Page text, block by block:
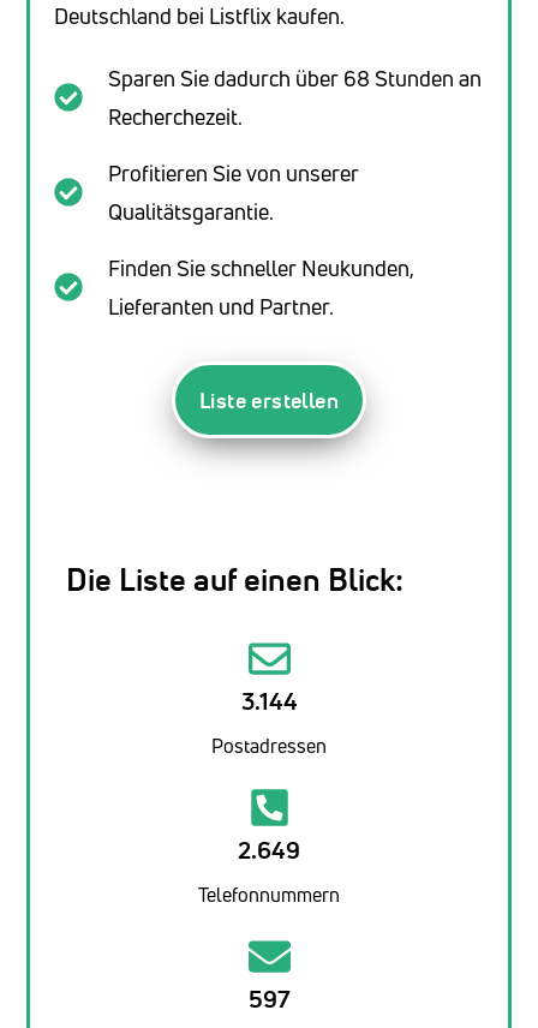
Deutschland bei Listflix kaufen.
Sparen Sie dadurch über 68 Stunden an
Recherchezeit.
Profitieren Sie von unserer
Qualitätsgarantie.
Finden Sie schneller Neukunden,
Lieferanten und Partner.
Liste erstellen
Die Liste auf einen Blick:
3.144
Postadressen
2.649
Telefonnummern
597